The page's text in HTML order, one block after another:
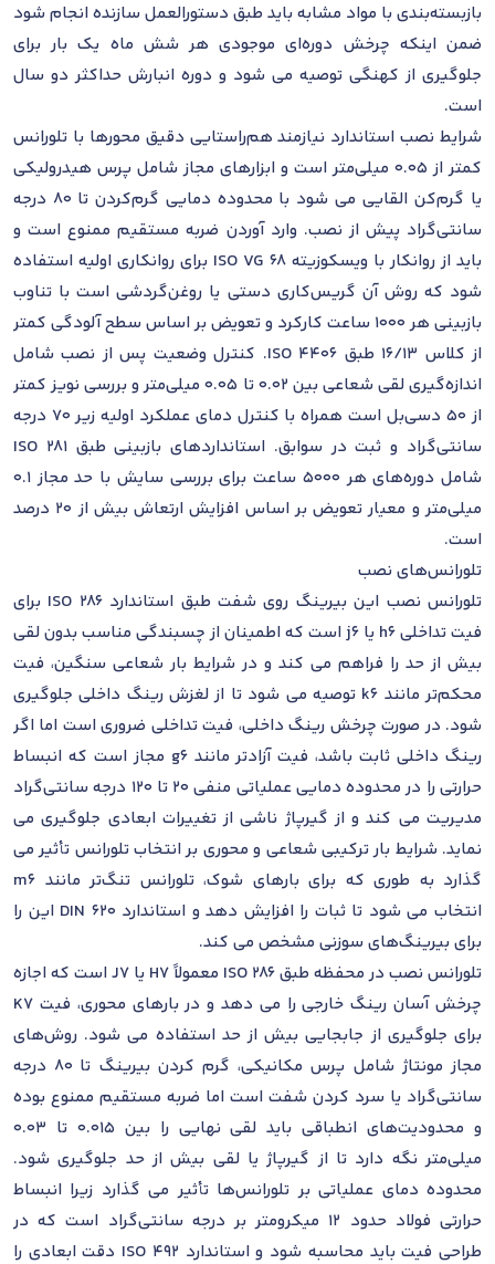
بازبسته‌بندی با مواد مشابه باید طبق دستورالعمل سازنده انجام شود
ضمن اینکه چرخش دوره‌ای موجودی هر شش ماه یک بار برای
جلوگیری از کهنگی توصیه می شود و دوره انبارش حداکثر دو سال
است.
شرایط نصب استاندارد نیازمند هم‌راستایی دقیق محورها با تلورانس
کمتر از 0.05 میلی‌متر است و ابزارهای مجاز شامل پرس هیدرولیکی
یا گرم‌کن القایی می شود با محدوده دمایی گرم‌کردن تا 80 درجه
سانتی‌گراد پیش از نصب. وارد آوردن ضربه مستقیم ممنوع است و
باید از روانکار با ویسکوزیته ISO VG 68 برای روانکاری اولیه استفاده
شود که روش آن گریس‌کاری دستی یا روغن‌گردشی است با تناوب
بازبینی هر 1000 ساعت کارکرد و تعویض بر اساس سطح آلودگی کمتر
از کلاس 16/13 طبق ISO 4406. کنترل وضعیت پس از نصب شامل
اندازه‌گیری لقی شعاعی بین 0.02 تا 0.05 میلی‌متر و بررسی نویز کمتر
از 50 دسی‌بل است همراه با کنترل دمای عملکرد اولیه زیر 70 درجه
سانتی‌گراد و ثبت در سوابق. استانداردهای بازبینی طبق ISO 281
شامل دوره‌های هر 5000 ساعت برای بررسی سایش با حد مجاز 0.1
میلی‌متر و معیار تعویض بر اساس افزایش ارتعاش بیش از 20 درصد
است.
تلورانس‌های نصب
تلورانس نصب این بیرینگ روی شفت طبق استاندارد ISO 286 برای
فیت تداخلی h6 یا j6 است که اطمینان از چسبندگی مناسب بدون لقی
بیش از حد را فراهم می کند و در شرایط بار شعاعی سنگین، فیت
محکم‌تر مانند k6 توصیه می شود تا از لغزش رینگ داخلی جلوگیری
شود. در صورت چرخش رینگ داخلی، فیت تداخلی ضروری است اما اگر
رینگ داخلی ثابت باشد، فیت آزادتر مانند g6 مجاز است که انبساط
حرارتی را در محدوده دمایی عملیاتی منفی 20 تا 120 درجه سانتی‌گراد
مدیریت می کند و از گیرپاژ ناشی از تغییرات ابعادی جلوگیری می
نماید. شرایط بار ترکیبی شعاعی و محوری بر انتخاب تلورانس تأثیر می
گذارد به طوری که برای بارهای شوک، تلورانس تنگ‌تر مانند m6
انتخاب می شود تا ثبات را افزایش دهد و استاندارد DIN 620 این را
برای بیرینگ‌های سوزنی مشخص می کند.
تلورانس نصب در محفظه طبق ISO 286 معمولاً H7 یا J7 است که اجازه
چرخش آسان رینگ خارجی را می دهد و در بارهای محوری، فیت K7
برای جلوگیری از جابجایی بیش از حد استفاده می شود. روش‌های
مجاز مونتاژ شامل پرس مکانیکی، گرم کردن بیرینگ تا 80 درجه
سانتی‌گراد یا سرد کردن شفت است اما ضربه مستقیم ممنوع بوده
و محدودیت‌های انطباقی باید لقی نهایی را بین 0.015 تا 0.03
میلی‌متر نگه دارد تا از گیرپاژ یا لقی بیش از حد جلوگیری شود.
محدوده دمای عملیاتی بر تلورانس‌ها تأثیر می گذارد زیرا انبساط
حرارتی فولاد حدود 12 میکرومتر بر درجه سانتی‌گراد است که در
طراحی فیت باید محاسبه شود و استاندارد ISO 492 دقت ابعادی را